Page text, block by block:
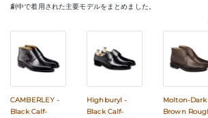
劇中で着用された主要モデルをまとめました。
CAMBERLEY -
Black Calf-
Highburyl -
Black Calf-
Molton-Dark
Brown